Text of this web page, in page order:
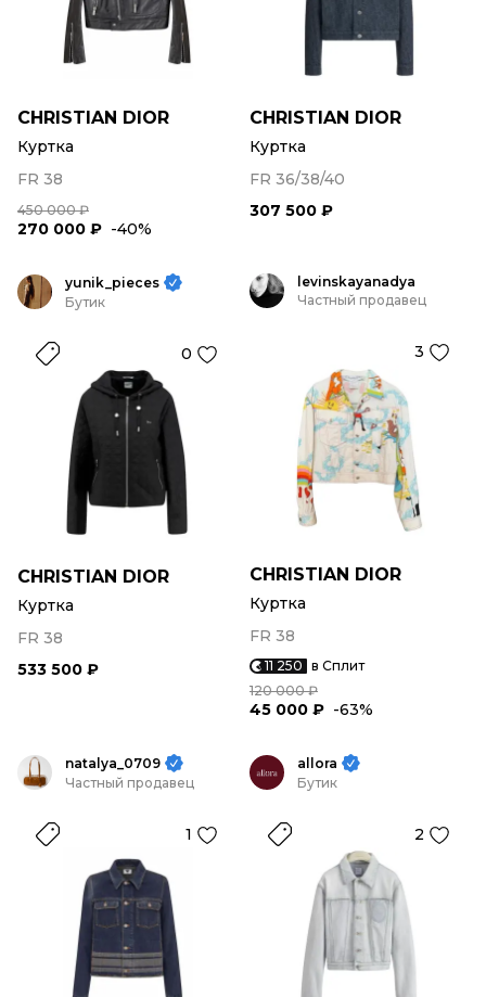
CHRISTIAN DIOR
Куртка
FR 38
450 000 ₽
270 000 ₽ -40%
CHRISTIAN DIOR
Куртка
FR 36/38/40
307 500 ₽
yunik_pieces
Бутик
0
CHRISTIAN DIOR
Куртка
FR 38
533 500 ₽
levinskayanadya
Частный продавец
3
CHRISTIAN DIOR
Куртка
FR 38
11 250 в Сплит
120 000 ₽
45 000 ₽ -63%
natalya_0709
Частный продавец
1
allora
Бутик
2